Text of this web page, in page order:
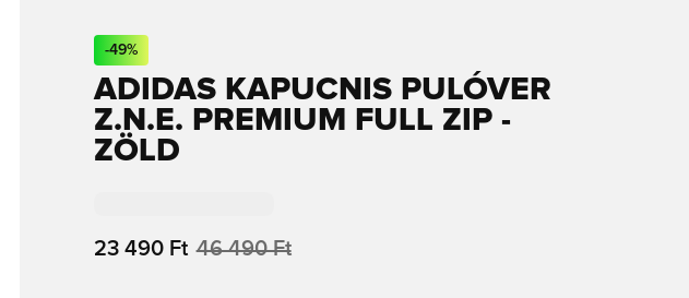
-49%
ADIDAS KAPUCNIS PULÓVER
Z.N.E. PREMIUM FULL ZIP -
ZÖLD
23 490 Ft 46 490 Ft